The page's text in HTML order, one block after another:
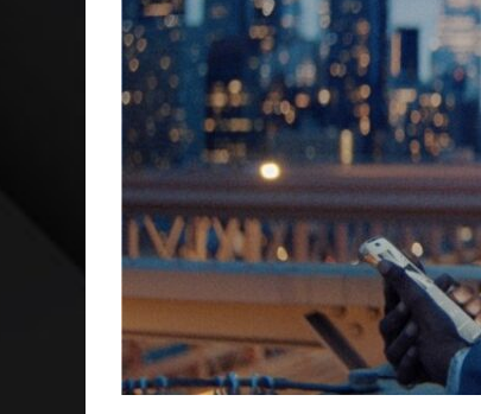
ARTE: GALERIA MAURÍCIO REDIG REAFIRMA